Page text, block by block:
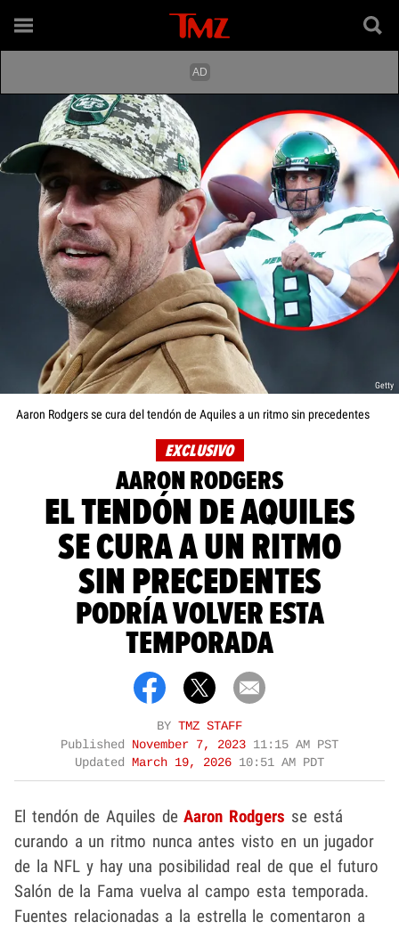
Getty
Aaron Rodgers se cura del tendón de Aquiles a un ritmo sin precedentes
EXCLUSIVO
AARON RODGERS
EL TENDÓN DE AQUILES
SE CURA A UN RITMO
SIN PRECEDENTES
PODRÍA VOLVER ESTA
TEMPORADA
BY TMZ STAFF
Published November 7, 2023 11:15 AM PST
Updated March 19, 2026 10:51 AM PDT
El tendón de Aquiles deAaron Rodgers se está
curando a un ritmo nunca antes visto en un jugador
de la NFL y hay una posibilidad real de que el futuro
Salón de la Fama vuelva al campo esta temporada.
Fuentes relacionadas a la estrella le comentaron a